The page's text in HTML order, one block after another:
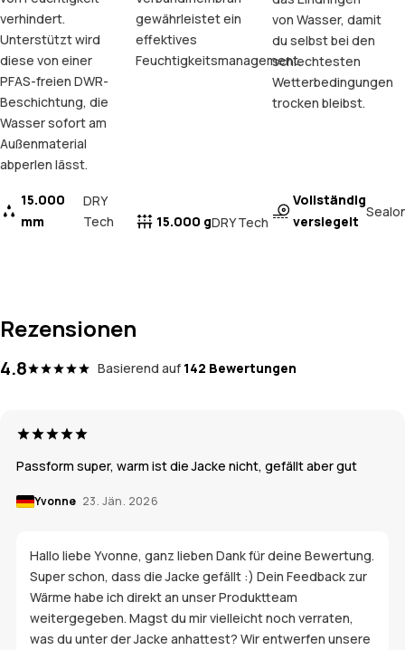
verhindert.
Unterstützt wird
diese von einer
PFAS-freien DWR-
Beschichtung, die
Wasser sofort am
Außenmaterial
abperlen lässt.
15.000
mm
DRY
Tech
gewährleistet ein
effektives
Feuchtigkeitsmanagement.
15.000 gDRY Tech
von Wasser, damit
du selbst bei den
schlechtesten
Wetterbedingungen
trocken bleibst.
Vollständig
versiegelt
Rezensionen
4.8 Basierend auf 142 Bewertungen
Passform super, warm ist die Jacke nicht, gefällt aber gut
Yvonne 23. Jän. 2026
Hallo liebe Yvonne, ganz lieben Dank für deine Bewertung.
Super schon, dass die Jacke gefällt :) Dein Feedback zur
Wärme habe ich direkt an unser Produktteam
weitergegeben. Magst du mir vielleicht noch verraten,
was du unter der Jacke anhattest? Wir entwerfen unsere